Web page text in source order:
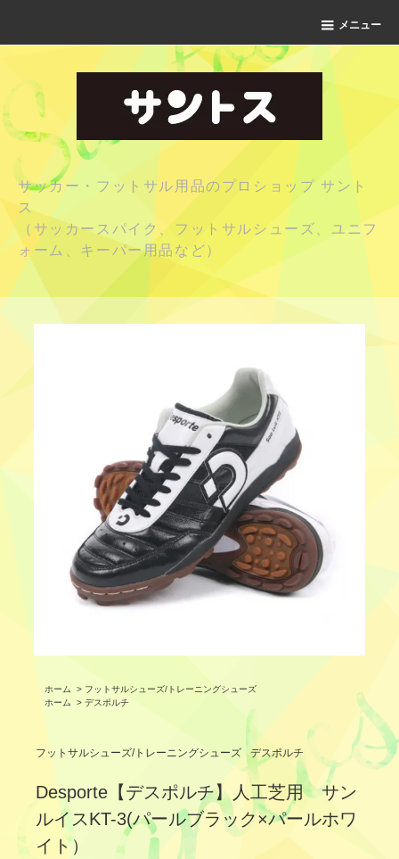
メニュー
サッカー・フットサル用品のプロショップ サント
ス
（サッカースパイク、フットサルシューズ、ユニフ
ォーム、キーパー用品など）
ホーム > フットサルシューズ/トレーニングシューズ
ホーム
> デスポルチ
フットサルシューズ/トレーニングシューズ デスポルチ
Desporte【デスポルチ】人工芝用 サン
ルイスKT-3(パールブラック×パールホワ
イト）